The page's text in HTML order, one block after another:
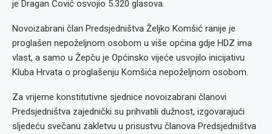
je Dragan Čović osvojio 5.320 glasova.
Novoizabrani član Predsjedništva Željko Komšić ranije je
proglašen nepoželjnom osobom u više općina gdje HDZ ima
vlast, a samo u Žepču je Općinsko vijeće usvojilo inicijativu
Kluba Hrvata o proglašenju Komšića nepoželjnom osobom.
Za vrijeme konstitutivne sjednice novoizabrani članovi
Predsjedništva zajednički su prihvatili dužnost, izgovarajući
sljedeću svečanu zakletvu u prisustvu članova Predsjedništva